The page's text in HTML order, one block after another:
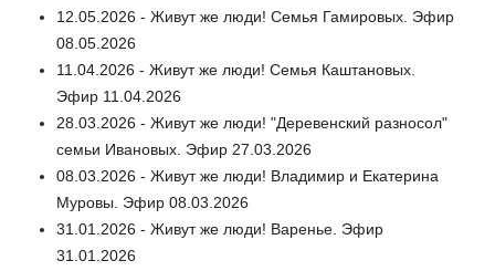
12.05.2026 - Живут же люди! Семья Гамировых. Эфир
08.05.2026
11.04.2026 - Живут же люди! Семья Каштановых.
Эфир 11.04.2026
28.03.2026 - Живут же люди! "Деревенский разносол"
семьи Ивановых. Эфир 27.03.2026
08.03.2026 - Живут же люди! Владимир и Екатерина
Муровы. Эфир 08.03.2026
31.01.2026 - Живут же люди! Варенье. Эфир
31.01.2026